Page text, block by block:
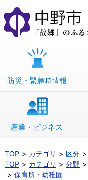
本
文
へ
移
防災・緊急時情報
産業・ビジネス
TOP カテゴリ 区分
TOP
カテゴリ 分野
保育所・幼稚園